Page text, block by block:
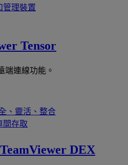
管理裝置
Tensor
端連線功能。
、靈活、整合
間存取
TeamViewer DEX